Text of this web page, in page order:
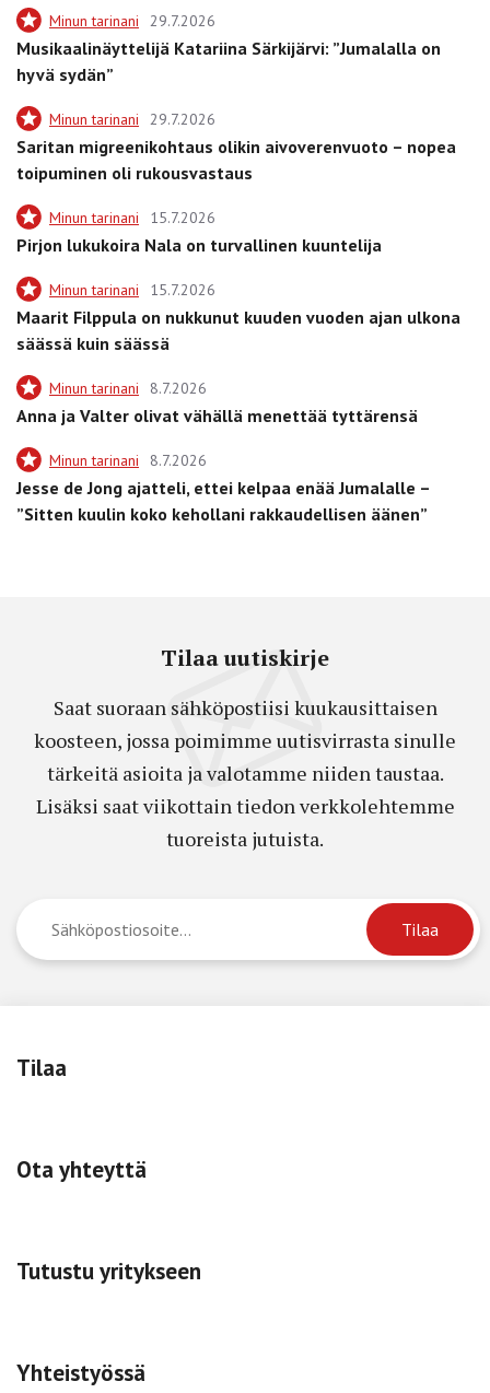
Minun tarinani 29.7.2026
Musikaalinäyttelijä Katariina Särkijärvi: ”Jumalalla on
hyvä sydän”
Minun tarinani 29.7.2026
Saritan migreenikohtaus olikin aivoverenvuoto – nopea
toipuminen oli rukousvastaus
Minun tarinani 15.7.2026
Pirjon lukukoira Nala on turvallinen kuuntelija
Minun tarinani 15.7.2026
Maarit Filppula on nukkunut kuuden vuoden ajan ulkona
säässä kuin säässä
Minun tarinani 8.7.2026
Anna ja Valter olivat vähällä menettää tyttärensä
Minun tarinani 8.7.2026
Jesse de Jong ajatteli, ettei kelpaa enää Jumalalle –
”Sitten kuulin koko kehollani rakkaudellisen äänen”
Tilaa uutiskirje
Saat suoraan sähköpostiisi kuukausittaisen
koosteen, jossa poimimme uutisvirrasta sinulle
tärkeitä asioita ja valotamme niiden taustaa.
Lisäksi saat viikottain tiedon verkkolehtemme
tuoreista jutuista.
Tilaa
Ota yhteyttä
Tutustu yritykseen
Yhteistyössä